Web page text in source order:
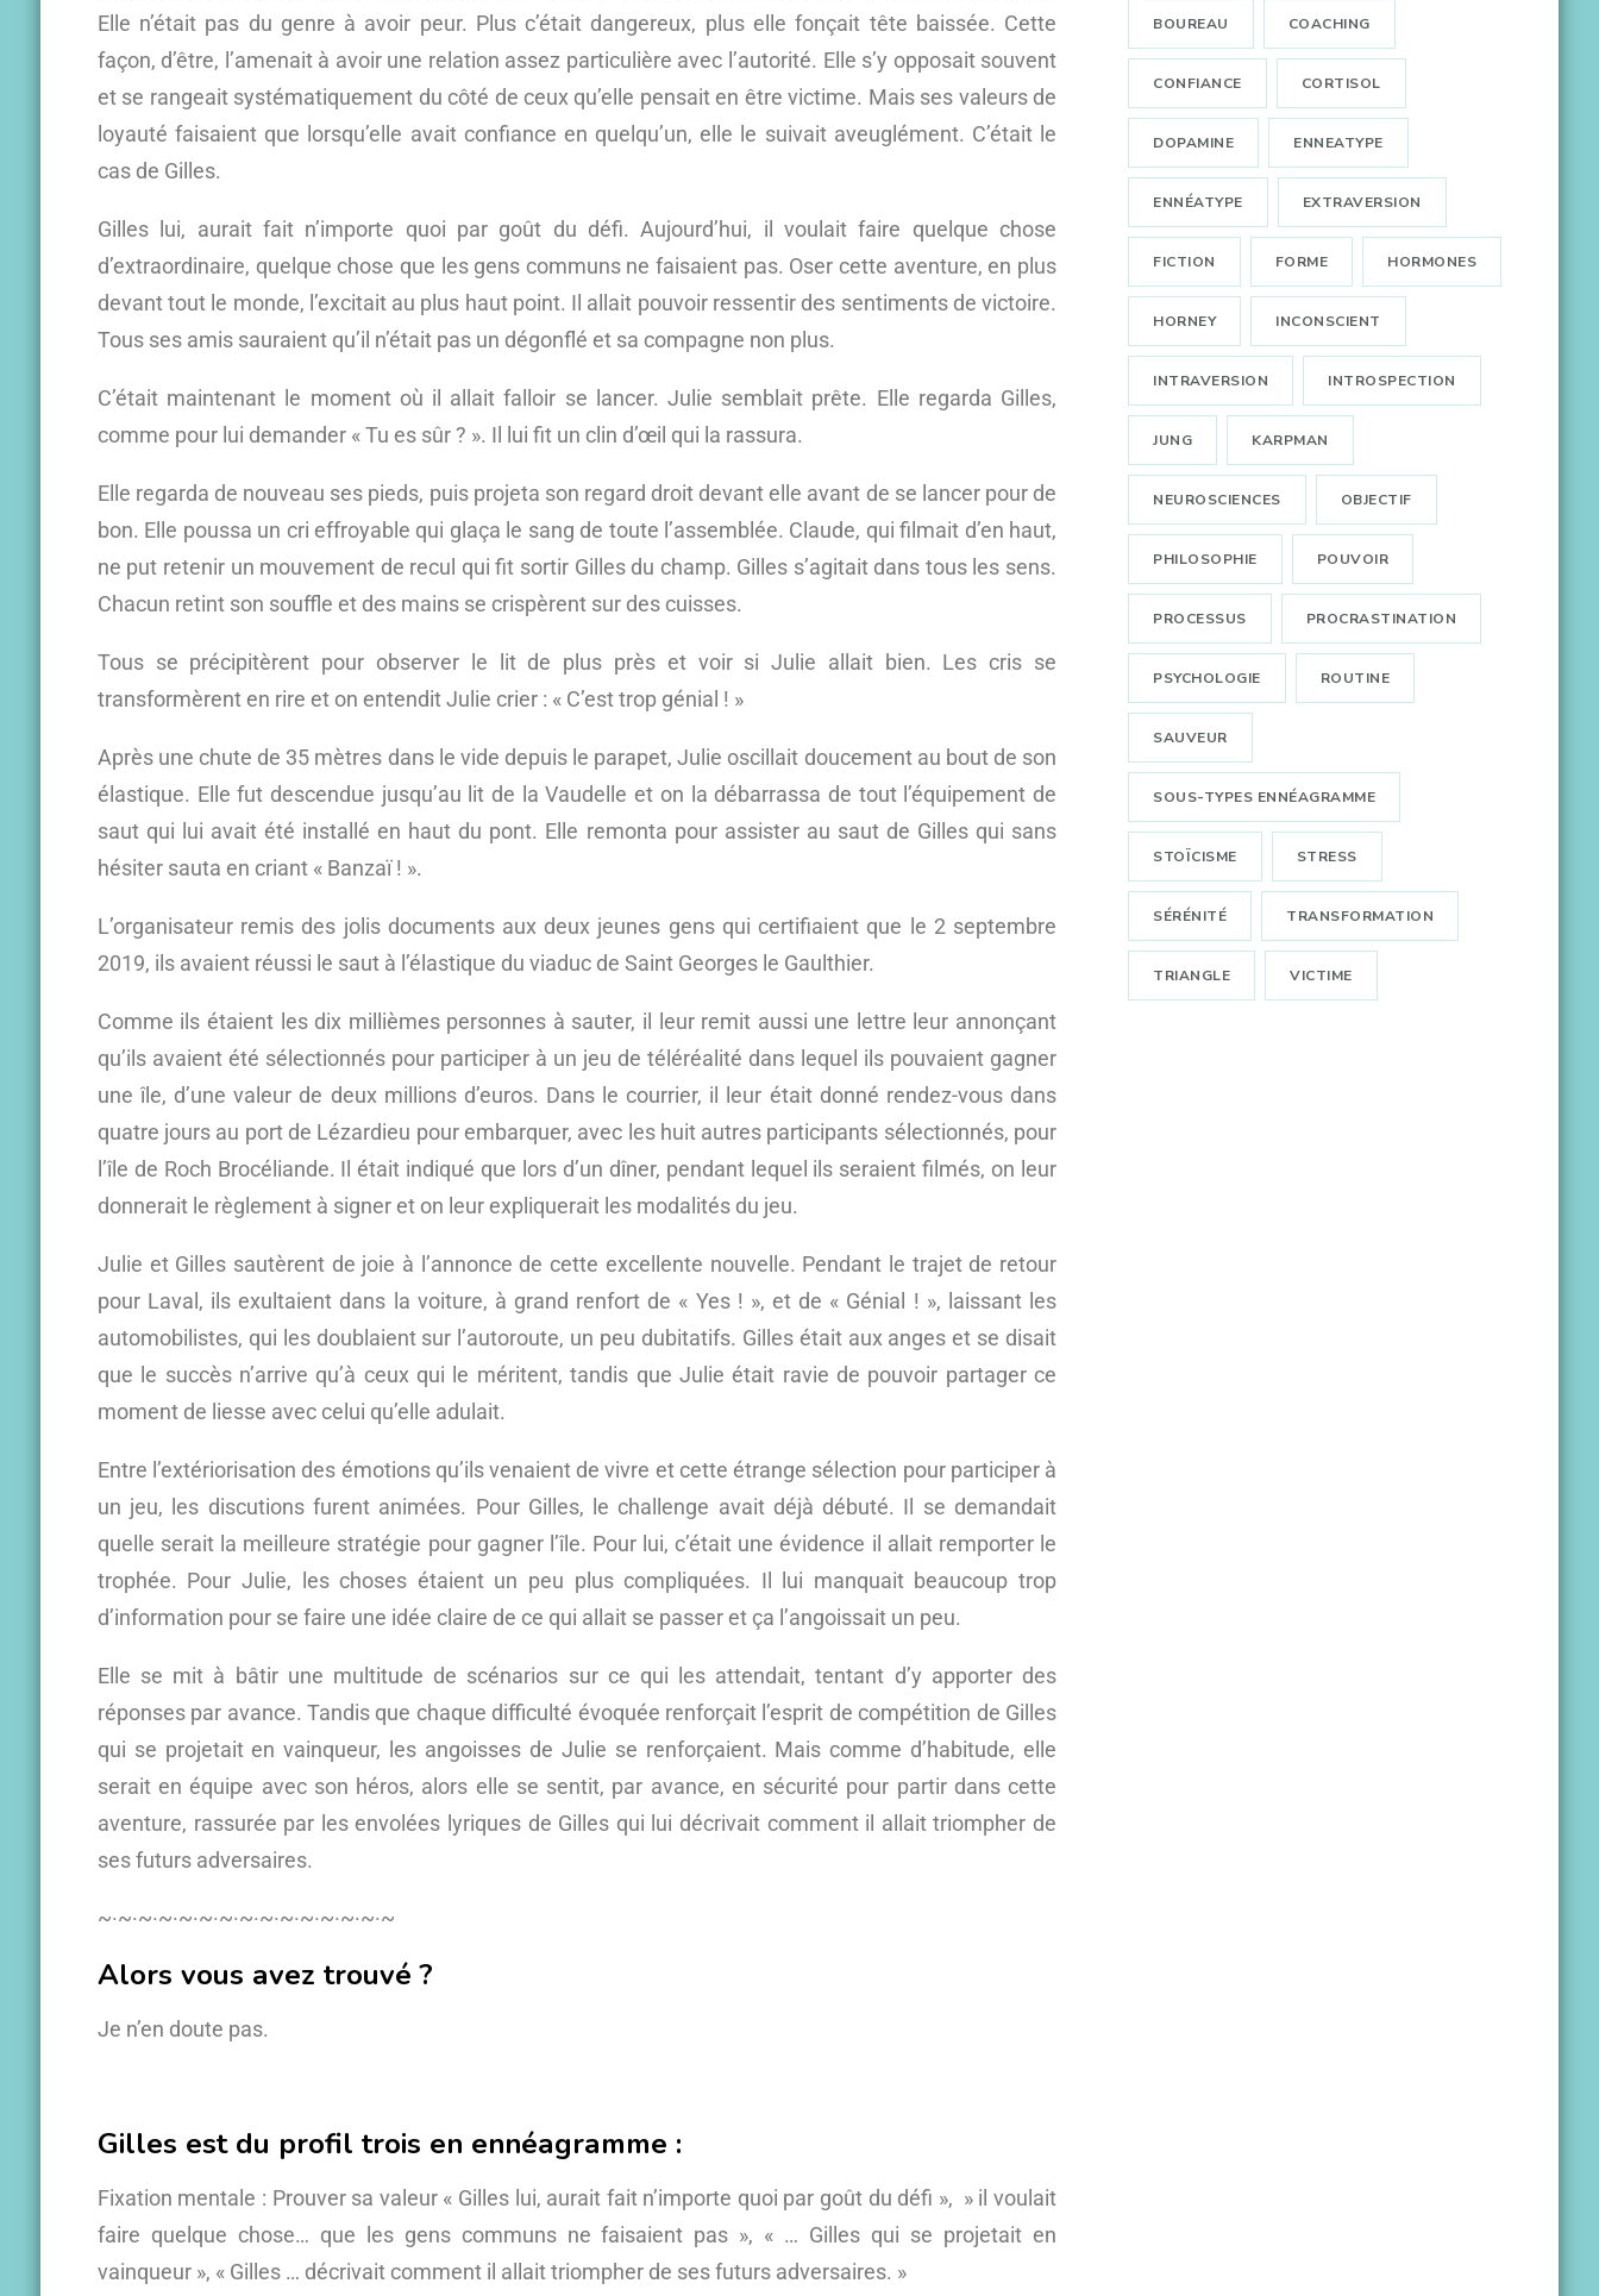
Elle n’était pas du genre à avoir peur. Plus c’était dangereux, plus elle fonçait tête baissée. Cette
façon, d’être, l’amenait à avoir une relation assez particulière avec l’autorité. Elle s’y opposait souvent
et se rangeait systématiquement du côté de ceux qu’elle pensait en être victime. Mais ses valeurs de
loyauté faisaient que lorsqu’elle avait confiance en quelqu’un, elle le suivait aveuglément. C’était le
cas de Gilles.
Gilles lui, aurait fait n’importe quoi par goût du défi. Aujourd’hui, il voulait faire quelque chose
d’extraordinaire, quelque chose que les gens communs ne faisaient pas. Oser cette aventure, en plus
devant tout le monde, l’excitait au plus haut point. Il allait pouvoir ressentir des sentiments de victoire.
Tous ses amis sauraient qu’il n’était pas un dégonflé et sa compagne non plus.
C’était maintenant le moment où il allait falloir se lancer. Julie semblait prête. Elle regarda Gilles,
comme pour lui demander « Tu es sûr ? ». Il lui fit un clin d’œil qui la rassura.
Elle regarda de nouveau ses pieds, puis projeta son regard droit devant elle avant de se lancer pour de
bon. Elle poussa un cri effroyable qui glaça le sang de toute l’assemblée. Claude, qui filmait d’en haut,
ne put retenir un mouvement de recul qui fit sortir Gilles du champ. Gilles s’agitait dans tous les sens.
Chacun retint son souffle et des mains se crispèrent sur des cuisses.
Tous se précipitèrent pour observer le lit de plus près et voir si Julie allait bien. Les cris se
transformèrent en rire et on entendit Julie crier : « C’est trop génial ! »
Après une chute de 35 mètres dans le vide depuis le parapet, Julie oscillait doucement au bout de son
élastique. Elle fut descendue jusqu’au lit de la Vaudelle et on la débarrassa de tout l’équipement de
saut qui lui avait été installé en haut du pont. Elle remonta pour assister au saut de Gilles qui sans
hésiter sauta en criant « Banzaï ! ».
L’organisateur remis des jolis documents aux deux jeunes gens qui certifiaient que le 2 septembre
2019, ils avaient réussi le saut à l’élastique du viaduc de Saint Georges le Gaulthier.
Comme ils étaient les dix millièmes personnes à sauter, il leur remit aussi une lettre leur annonçant
qu’ils avaient été sélectionnés pour participer à un jeu de téléréalité dans lequel ils pouvaient gagner
une île, d’une valeur de deux millions d’euros. Dans le courrier, il leur était donné rendez-vous dans
quatre jours au port de Lézardieu pour embarquer, avec les huit autres participants sélectionnés, pour
l’île de Roch Brocéliande. Il était indiqué que lors d’un dîner, pendant lequel ils seraient filmés, on leur
donnerait le règlement à signer et on leur expliquerait les modalités du jeu.
Julie et Gilles sautèrent de joie à l’annonce de cette excellente nouvelle. Pendant le trajet de retour
pour Laval, ils exultaient dans la voiture, à grand renfort de « Yes ! », et de « Génial ! », laissant les
automobilistes, qui les doublaient sur l’autoroute, un peu dubitatifs. Gilles était aux anges et se disait
que le succès n’arrive qu’à ceux qui le méritent, tandis que Julie était ravie de pouvoir partager ce
moment de liesse avec celui qu’elle adulait.
Entre l’extériorisation des émotions qu’ils venaient de vivre et cette étrange sélection pour participer à
un jeu, les discutions furent animées. Pour Gilles, le challenge avait déjà débuté. Il se demandait
quelle serait la meilleure stratégie pour gagner l’île. Pour lui, c’était une évidence il allait remporter le
trophée. Pour Julie, les choses étaient un peu plus compliquées. Il lui manquait beaucoup trop
d’information pour se faire une idée claire de ce qui allait se passer et ça l’angoissait un peu.
Elle se mit à bâtir une multitude de scénarios sur ce qui les attendait, tentant d’y apporter des
réponses par avance. Tandis que chaque difficulté évoquée renforçait l’esprit de compétition de Gilles
qui se projetait en vainqueur, les angoisses de Julie se renforçaient. Mais comme d’habitude, elle
serait en équipe avec son héros, alors elle se sentit, par avance, en sécurité pour partir dans cette
aventure, rassurée par les envolées lyriques de Gilles qui lui décrivait comment il allait triompher de
ses futurs adversaires.
~·~·~·~·~·~·~·~·~·~·~·~·~·~·~
Alors vous avez trouvé ?
Je n’en doute pas.
Gilles est du profil trois en ennéagramme :
Fixation mentale : Prouver sa valeur « Gilles lui, aurait fait n’importe quoi par goût du défi », » il voulait
faire quelque chose… que les gens communs ne faisaient pas », « … Gilles qui se projetait en
vainqueur », « Gilles … décrivait comment il allait triompher de ses futurs adversaires. »
BOUREAU COACHING
CONFIANCE CORTISOL
DOPAMINE ENNEATYPE
ENNÉATYPE EXTRAVERSION
FICTION FORME HORMONES
HORNEY INCONSCIENT
INTRAVERSION INTROSPECTION
JUNG KARPMAN
NEUROSCIENCES OBJECTIF
PHILOSOPHIE POUVOIR
PROCESSUS PROCRASTINATION
PSYCHOLOGIE ROUTINE
SAUVEUR
SOUS-TYPES ENNÉAGRAMME
STOÏCISME STRESS
SÉRÉNITÉ TRANSFORMATION
TRIANGLE VICTIME